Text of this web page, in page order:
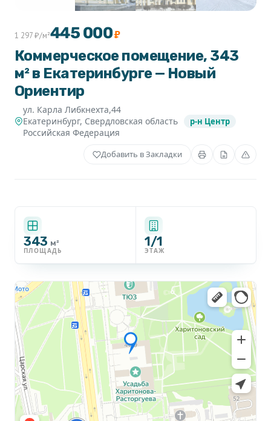
Коммерческое помещение, 343
м² в Екатеринбурге — Новый
Ориентир
ул. Карла Либкнехта,44
Екатеринбург, Свердловская область
Российская Федерация
р-н Центр
1 297 ₽/м²445 000₽
Добавить в Закладки
343 м²
ПЛОЩАДЬ
1/1
ЭТАЖ